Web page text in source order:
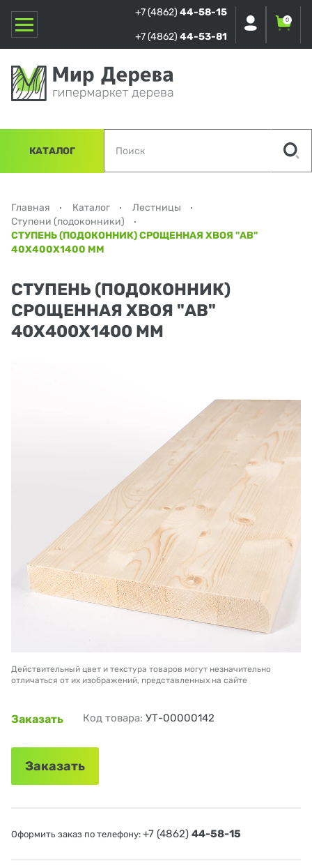
+7 (4862) 44-58-15
+7 (4862) 44-53-81
0
КАТАЛОГ
Главная Каталог
Лестницы
Ступени (подоконники)
СТУПЕНЬ (ПОДОКОННИК) СРОЩЕННАЯ ХВОЯ "АВ"
40Х400Х1400 ММ
СТУПЕНЬ (ПОДОКОННИК)
СРОЩЕННАЯ ХВОЯ "АВ"
40Х400Х1400 ММ
Действительный цвет и текстура товаров могут незначительно
отличаться от их изображений, представленных на сайте
Заказать Код товара: УТ-00000142
Заказать
Оформить заказ по телефону: +7 (4862) 44-58-15